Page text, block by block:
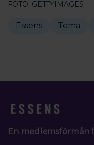
FOTO: GETTYIMAGES
Essens Tema
En medlemsförmån